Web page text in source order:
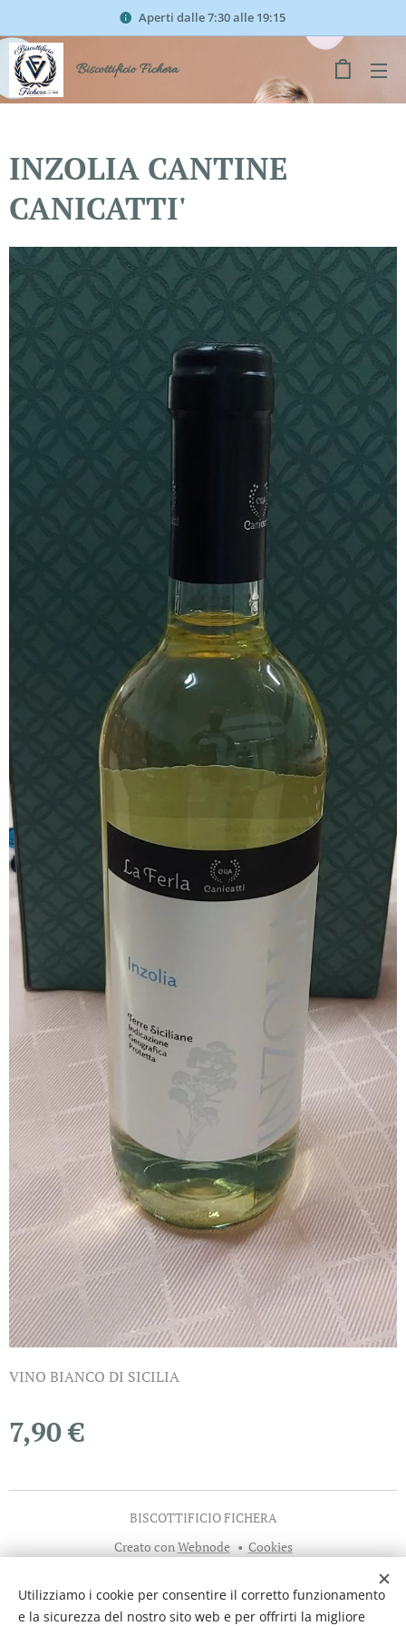
Aperti dalle 7:30 alle 19:15
Biscottificio Fichera
INZOLIA CANTINE
CANICATTI'
VINO BIANCO DI SICILIA
7,90€
BISCOTTIFICIO FICHERA
Creato conWebnode Cookies
Italiano
English Español Deutsch
Utilizziamo i cookie per consentire il corretto funzionamento
e la sicurezza del nostro sito web e per offrirti la migliore